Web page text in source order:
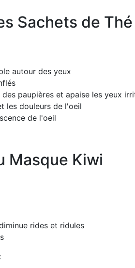
Sachets de
autour des yeux
paupières et apaise les yeux
les douleurs de l'oeil
de l'oeil
Masque Kiwi
rides et ridules